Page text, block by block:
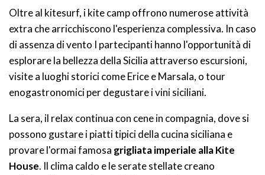
Oltre al kitesurf, i kite camp offrono numerose attività
extra che arricchiscono l'esperienza complessiva. In caso
di assenza di vento I partecipanti hanno l'opportunità di
esplorare la bellezza della Sicilia attraverso escursioni,
visite a luoghi storici come Erice e Marsala, o tour
enogastronomici per degustare i vini siciliani.
La sera, il relax continua con cene in compagnia, dove si
possono gustare i piatti tipici della cucina siciliana e
provare l'ormai famosa grigliata imperiale alla Kite
House. Il clima caldo e le serate stellate creano